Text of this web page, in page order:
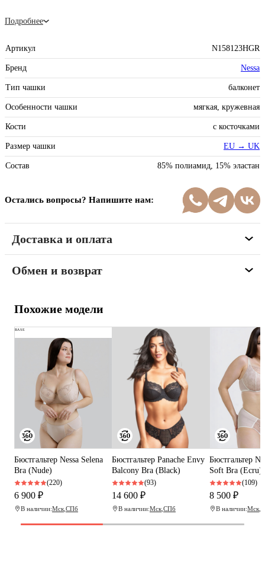
Подробнее
Артикул N158123HGR
Бренд Nessa
Тип чашки балконет
Особенности чашки мягкая, кружевная
Кости с косточками
Размер чашки EU → UK
Состав 85% полиамид, 15% эластан
Остались вопросы? Напишите нам:
Доставка и оплата
Обмен и возврат
Похожие модели
BASE
Бюстгальтер Nessa Selena
Bra (Nude)
(220)
6 900 ₽
В наличии:Мск СПб
Бюстгальтер Panache Envy
Balcony Bra (Black)
(93)
14 600 ₽
В наличии:Мск СПб
Бюстгальтер
Soft Bra (Ecru)
(109)
8 500 ₽
В наличии:Мск